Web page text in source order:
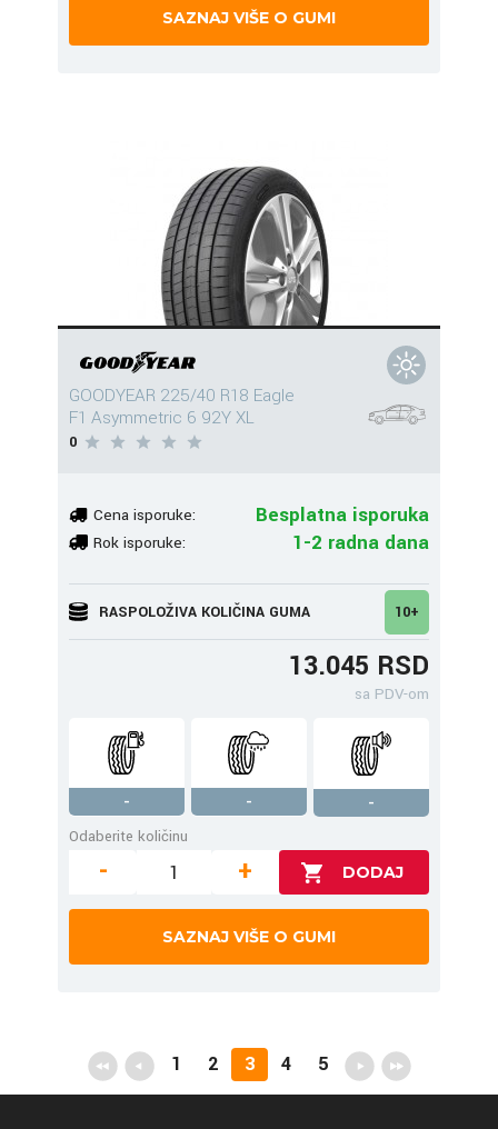
SAZNAJ VIŠE O GUMI
GOODYEAR 225/40 R18 Eagle
F1 Asymmetric 6 92Y XL
0
Cena isporuke: Besplatna isporuka
Rok isporuke: 1-2 radna dana
RASPOLOŽIVA KOLIČINA GUMA 10+
13.045 RSD
sa PDV-om
- -
-
Odaberite količinu
- +
SAZNAJ VIŠE O GUMI
1 2 3 4 5